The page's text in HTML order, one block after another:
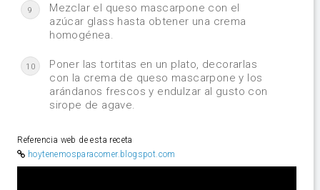
9
Mezclar el queso mascarpone con el
azúcar glass hasta obtener una crema
homogénea.
10
Poner las tortitas en un plato, decorarlas
con la crema de queso mascarpone y los
arándanos frescos y endulzar al gusto con
sirope de agave.
Referencia web de esta receta
hoytenemosparacomer.blogspot.com